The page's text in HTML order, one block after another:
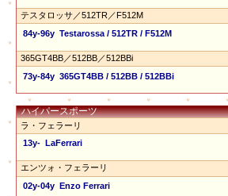
テスタロッサ／512TR／F512M
84y-96y Testarossa / 512TR / F512M
365GT4BB／512BB／512BBi
73y-84y 365GT4BB / 512BB / 512BBi
ハイパースポーツ
ラ・フェラーリ
13y- LaFerrari
エンツォ・フェラーリ
02y-04y Enzo Ferrari